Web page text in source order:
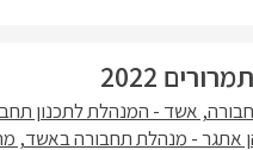
2022
אשד - המנהלת לתכנון
אתגר - מנהלת תחבורה באשד,